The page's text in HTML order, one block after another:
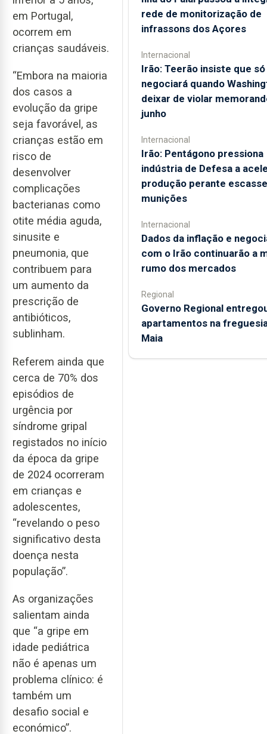
em Portugal,
ocorrem em
crianças saudáveis.
“Embora na maioria
dos casos a
evolução da gripe
seja favorável, as
crianças estão em
risco de
desenvolver
complicações
bacterianas como
otite média aguda,
sinusite e
pneumonia, que
contribuem para
um aumento da
prescrição de
antibióticos,
sublinham.
Referem ainda que
cerca de 70% dos
episódios de
urgência por
síndrome gripal
registados no início
da época da gripe
de 2024 ocorreram
em crianças e
adolescentes,
“revelando o peso
significativo desta
doença nesta
população”.
As organizações
salientam ainda
que “a gripe em
idade pediátrica
não é apenas um
problema clínico: é
também um
desafio social e
económico”.
rede de monitorização de
infrassons dos Açores
Internacional
Irão: Teerão insiste que só
negociará quando
deixar de violar
junho
Internacional
Irão: Pentágono pressiona
indústria de Defesa a
produção perante
munições
Internacional
Dados da inflação e
com o Irão continuarão a
rumo dos mercados
Regional
Governo Regional
apartamentos na
Maia